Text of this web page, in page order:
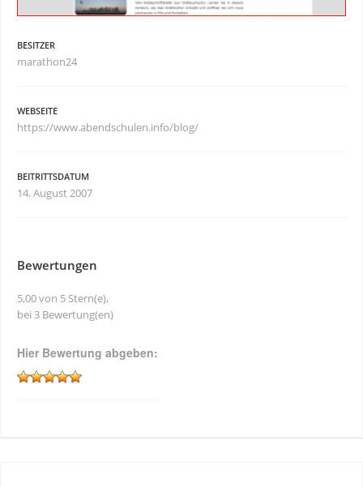
BESITZER
marathon24
WEBSEITE
https://www.abendschulen.info/blog/
BEITRITTSDATUM
14. August 2007
Bewertungen
5,00 von 5 Stern(e),
bei 3 Bewertung(en)
Hier Bewertung abgeben: